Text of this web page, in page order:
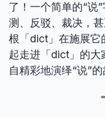
了！一个简单的“说
测、反驳、裁决，
根「dict」在施展它
起走进「dict」的大
自精彩地演绎“说”的